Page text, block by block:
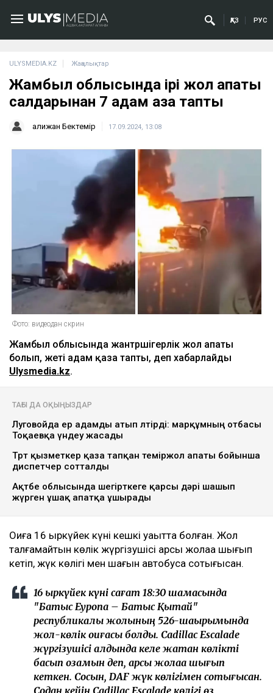
ҚАЗ РУС
ULYSMEDIA.KZ Жаңалықтар
Жамбыл облысында ірі жол апаты
салдарынан 7 адам қаза тапты
Қалижан Бектемір 17.09.2024, 13:08
Фото: видеодан скрин
Жамбыл облысында жантүршігерлік жол апаты
болып, жеті адам қаза тапты, деп хабарлайды
Ulysmedia.kz.
ТАҒЫ ДА ОҚЫҢЫЗДАР
Луговойда ер адамды атып өлтірді: марқұмның отбасы
Тоқаевқа үндеу жасады
Төрт қызметкер қаза тапқан теміржол апаты бойынша
диспетчер сотталды
Ақтөбе облысында шегірткеге қарсы дәрі шашып
жүрген ұшақ апатқа ұшырады
Оқиға 16 қыркүйек күні кешкі уақытта болған. Жол
талғамайтын көлік жүргізушісі қарсы жолаққа шығып
кетіп, жүк көлігі мен шағын автобусқа соқтығысқан.
16 қыркүйек күні сағат 18:30 шамасында
"Батыс Еуропа – Батыс Қытай"
республикалық жолының 526-шақырымында
жол-көлік оқиғасы болды. Cadillac Escalade
жүргізушісі алдында келе жатқан көлікті
басып озамын деп, қарсы жолаққа шығып
кеткен. Сосын, DAF жүк көлігімен соқтығысқан.
Содан кейін Cadillac Escalade көлігі өз